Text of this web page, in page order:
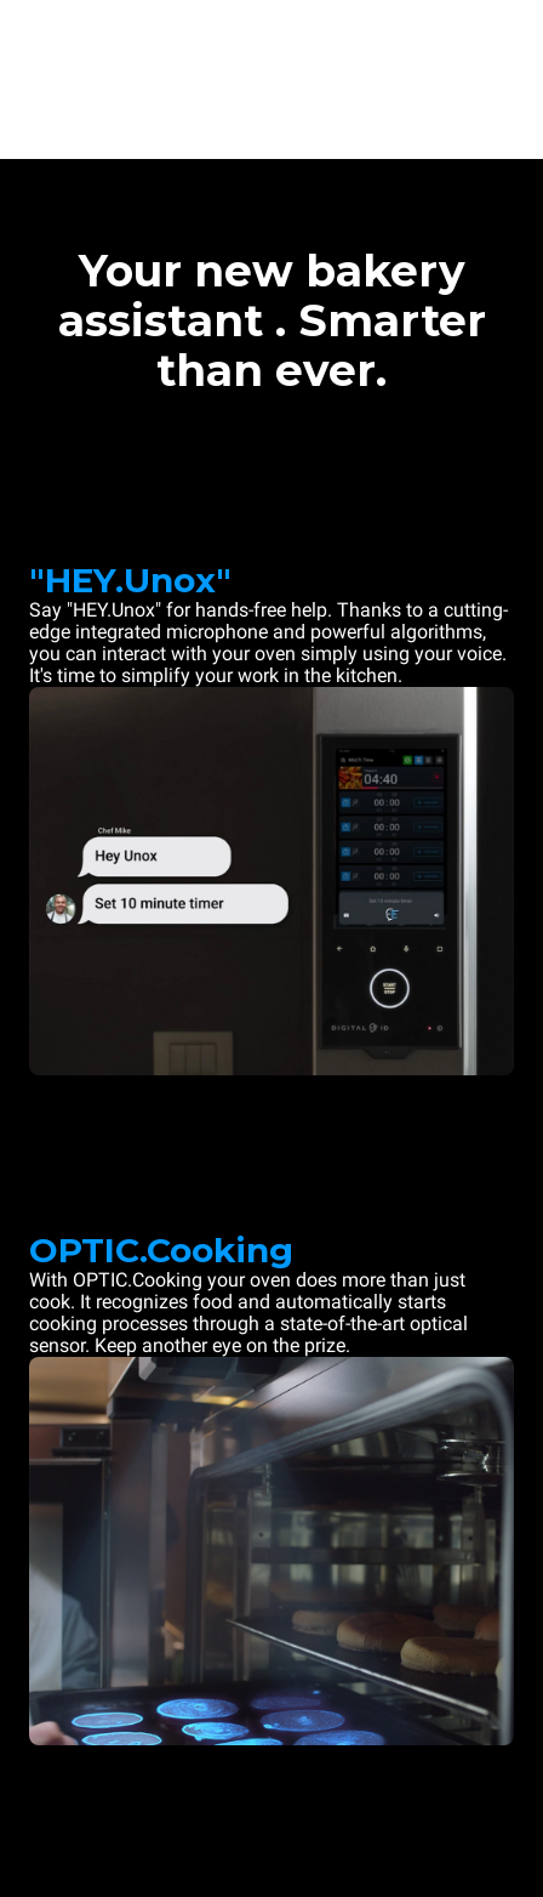
Your new bakery
assistant . Smarter
than ever.
"HEY.Unox"
Say "HEY.Unox" for hands-free help. Thanks to a cutting-
edge integrated microphone and powerful algorithms,
you can interact with your oven simply using your voice.
It's time to simplify your work in the kitchen.
OPTIC.Cooking
With OPTIC.Cooking your oven does more than just
cook. It recognizes food and automatically starts
cooking processes through a state-of-the-art optical
sensor. Keep another eye on the prize.